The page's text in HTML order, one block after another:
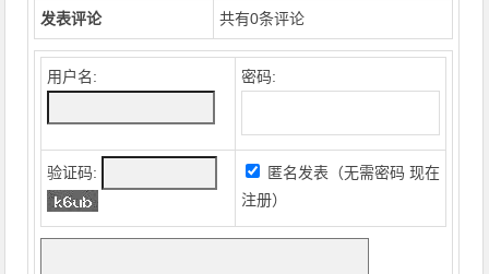
发表评论 共有0条评论
用户名: 密码:
验证码: 匿名发表（无需密码现在
注册）